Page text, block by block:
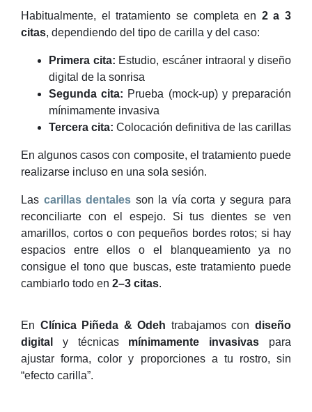
Habitualmente, el tratamiento se completa en 2 a 3
citas, dependiendo del tipo de carilla y del caso:
Primera cita: Estudio, escáner intraoral y diseño
digital de la sonrisa
Segunda cita: Prueba (mock-up) y preparación
mínimamente invasiva
Tercera cita: Colocación definitiva de las carillas
En algunos casos con composite, el tratamiento puede
realizarse incluso en una sola sesión.
Las carillas dentales son la vía corta y segura para
reconciliarte con el espejo. Si tus dientes se ven
amarillos, cortos o con pequeños bordes rotos; si hay
espacios entre ellos o el blanqueamiento ya no
consigue el tono que buscas, este tratamiento puede
cambiarlo todo en 2–3 citas.
En Clínica Piñeda & Odeh trabajamos condiseño
digital
y técnicas mínimamente invasivas para
ajustar forma, color y proporciones a tu rostro, sin
“efecto carilla”.